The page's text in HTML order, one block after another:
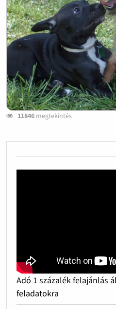
11846megtekintés
Adó 1 százalék felajánlás
feladatokra